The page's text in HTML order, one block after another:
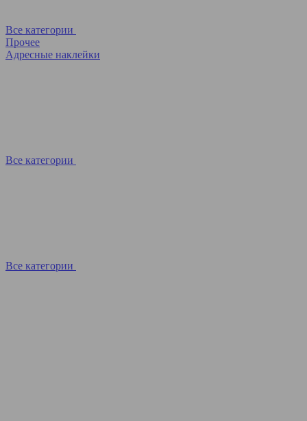
Все категории
Прочее
Адресные наклейки
Все категории
Все категории